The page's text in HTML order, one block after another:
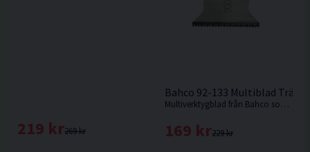
269 kr
219 kr
Bahco 92-133 Multiblad Trä
Multiverktygblad från Bahco som lämpar sig bäst för användning i trä.
229 kr
169 kr